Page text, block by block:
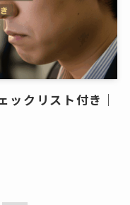
ックリスト付き｜